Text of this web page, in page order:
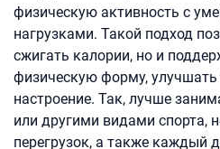
физическую активность с
нагрузками. Такой подход
сжигать калории, но и
физическую форму, улучшать
настроение. Так, лучше
или другими видами спорта,
перегрузок, а также каждый